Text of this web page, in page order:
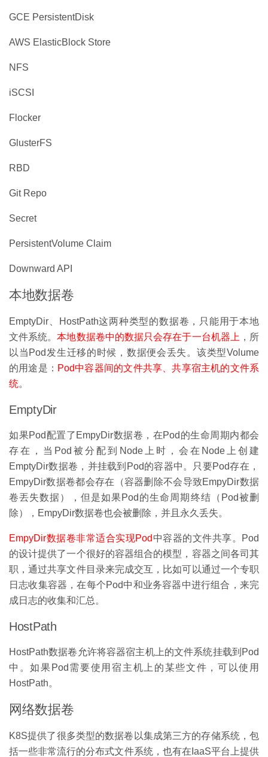
GCE PersistentDisk
AWS ElasticBlock Store
NFS
iSCSI
Flocker
GlusterFS
RBD
Git Repo
Secret
PersistentVolume Claim
Downward API
本地数据卷
EmptyDir、HostPath这两种类型的数据卷，只能用于本地
文件系统。本地数据卷中的数据只会存在于一台机器上 ，所
以当Pod发生迁移的时候，数据便会丢失。该类型Volume
的用途是： Pod中容器间的文件共享、共享宿主机的文件系
统。
EmptyDir
如果Pod配置了EmpyDir数据卷，在Pod的生命周期内都会
存在，当Pod被分配到Node上时，会在Node上创建
EmptyDir数据卷，并挂载到Pod的容器中。只要Pod存在，
EmpyDir数据卷都会存在（容器删除不会导致EmpyDir数据
卷丟失数据），但是如果Pod的生命周期终结（Pod被删
除），EmpyDir数据卷也会被删除，并且永久丢失。
EmpyDir数据卷非常适合实现Pod 中容器的文件共享。Pod
的设计提供了一个很好的容器组合的模型，容器之间各司其
职，通过共享文件目录来完成交互，比如可以通过一个专职
日志收集容器，在每个Pod中和业务容器中进行组合，来完
成日志的收集和汇总。
HostPath
HostPath数据卷允许将容器宿主机上的文件系统挂载到Pod
中。如果Pod需要使用宿主机上的某些文件，可以使用
HostPath。
网络数据卷
K8S提供了很多类型的数据卷以集成第三方的存储系统，包
括一些非常流行的分布式文件系统，也有在IaaS平台上提供